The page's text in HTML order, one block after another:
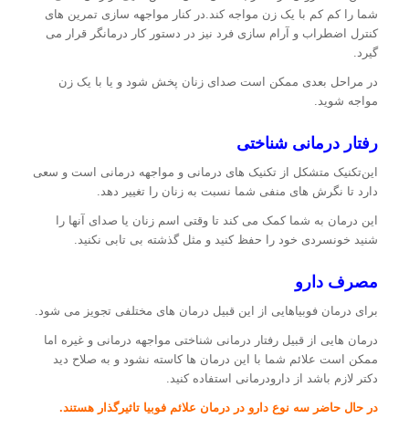
شما را کم کم با یک زن مواجه کند.در کنار مواجهه سازی تمرین های
کنترل اضطراب و آرام سازی فرد نیز در دستور کار درمانگر قرار می
گیرد.
در مراحل بعدی ممکن است صدای زنان پخش شود و یا با یک زن
مواجه شوید.
رفتار درمانی شناختی
این‌تکنیک متشکل از تکنیک های درمانی و مواجهه درمانی است و سعی
دارد تا نگرش های منفی شما نسبت به زنان را تغییر دهد.
این درمان به شما کمک می کند تا وقتی اسم زنان یا صدای آنها را
شنید خونسردی خود را حفظ کنید و مثل گذشته بی تابی نکنید.
مصرف دارو
برای درمان فوبیاهایی از این قبیل درمان های مختلفی تجویز می شود.
درمان هایی از قبیل رفتار درمانی شناختی مواجهه درمانی و غیره اما
ممکن است علائم شما با این درمان ها کاسته نشود و به صلاح دید
دکتر لازم باشد از دارودرمانی استفاده کنید.
در حال حاضر سه نوع دارو در درمان علائم فوبیا تاثیرگذار هستند.